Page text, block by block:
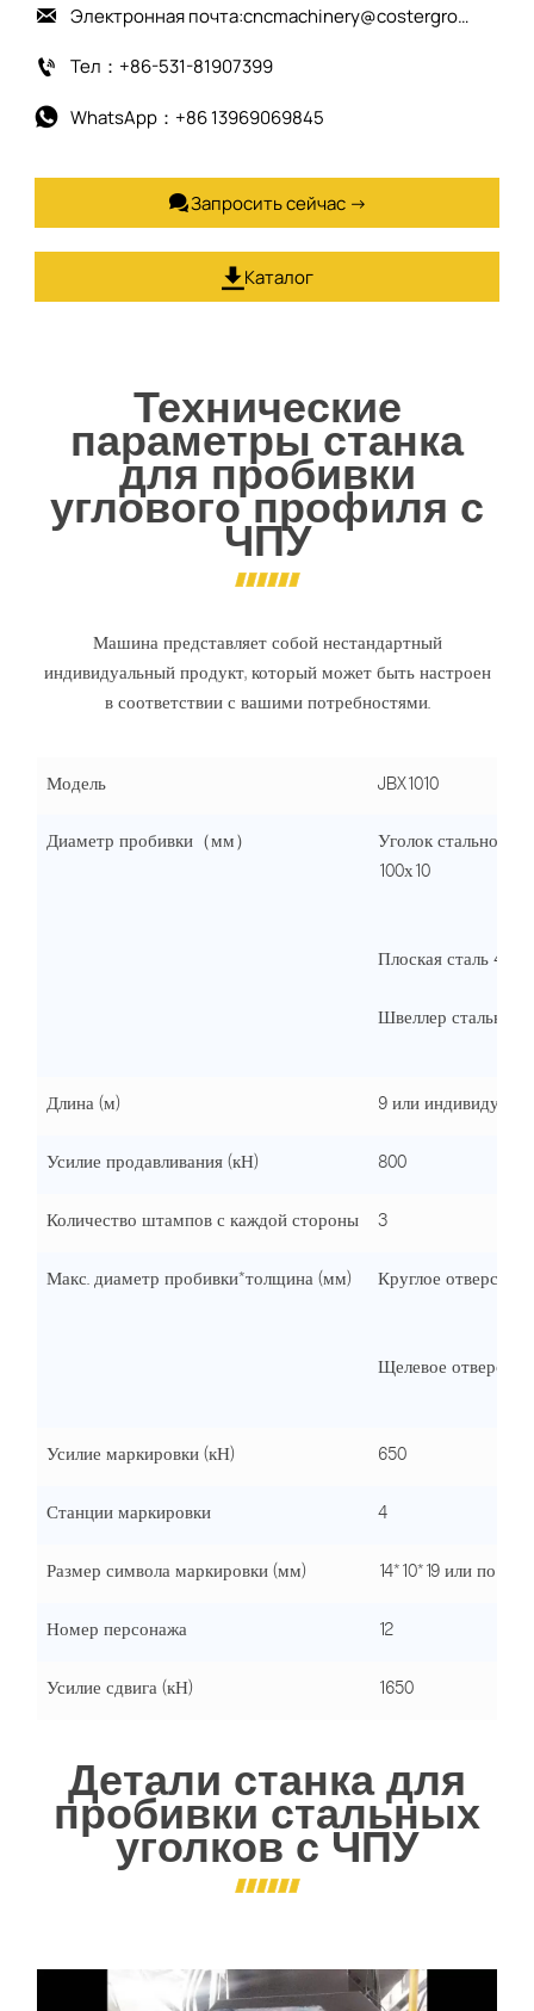
 Электронная почта:cncmachinery@costergroup.cn
 Тел：+86-531-81907399
 WhatsApp：+86 13969069845
Запросить сейчас →
 Каталог
Технические
параметры станка
для пробивки
углового профиля с
ЧПУ
Машина представляет собой нестандартный
индивидуальный продукт, который может быть настроен
в соответствии с вашими потребностями.
Модель JBX1010
Диаметр пробивки（мм）
Уголок стальной
100х10
Плоская сталь
Швеллер стальной
Длина (м) 9 или
Усилие продавливания (кН) 800
Количество штампов с каждой стороны 3
Макс. диаметр пробивки*толщина (мм) Круглое
Щелевое
Усилие маркировки (кН) 650
Станции маркировки 4
Размер символа маркировки (мм) 14*10*19 или по
Номер персонажа 12
Усилие сдвига (кН) 1650
Детали станка для
пробивки стальных
уголков с ЧПУ